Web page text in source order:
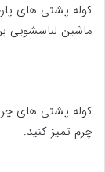
کوله پشتی های
ماشین لباسشویی
کوله پشتی های
چرم تمیز کنید.